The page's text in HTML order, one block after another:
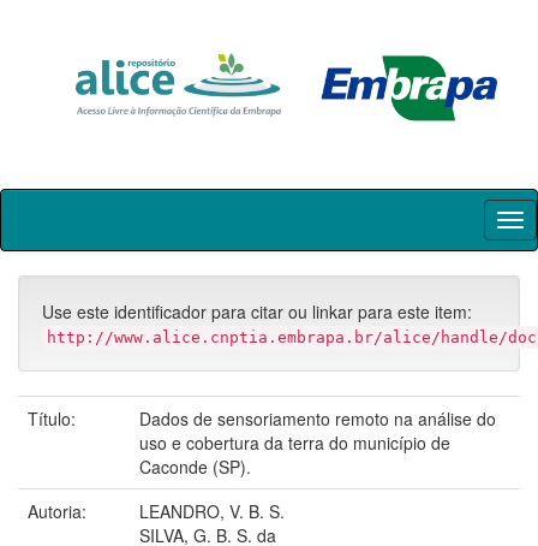
Skip
Use este identificador para citar ou linkar para este item:
http://www.alice.cnptia.embrapa.br/alice/handle/doc/
Título:
Dados de sensoriamento remoto na análise do
uso e cobertura da terra do município de
Caconde (SP).
Autoria:
LEANDRO, V. B. S.
SILVA, G. B. S. da